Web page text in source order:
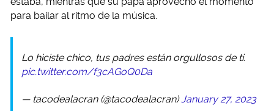
para bailar al ritmo de la música.
Lo hiciste chico, tus padres están orgullosos de ti.
pic.twitter.com/f3cAGoQ0Da
— tacodealacran (@tacodealacran)January 27, 2023